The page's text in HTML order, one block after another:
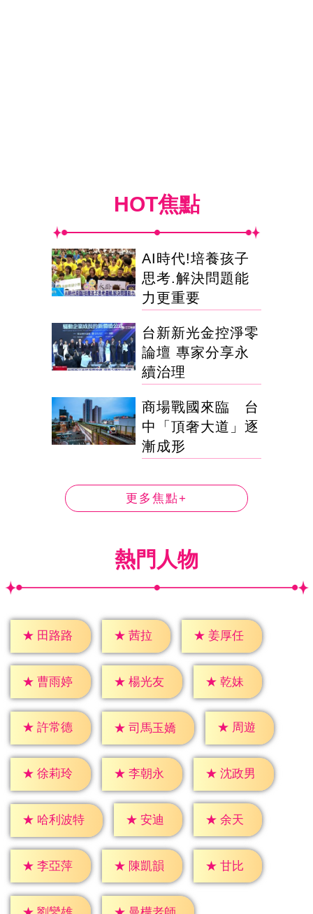
HOT焦點
AI時代!培養孩子
思考.解決問題能
力更重要
台新新光金控淨零
論壇 專家分享永
續治理
商場戰國來臨 台
中「頂奢大道」逐
漸成形
更多焦點+
熱門人物
★ 田路路 ★ 茜拉 ★ 姜厚任
★ 曹雨婷 ★ 楊光友 ★ 乾妹
★ 許常德 ★ 司馬玉嬌 ★ 周遊
★ 徐莉玲 ★ 李朝永 ★ 沈政男
★ 哈利波特 ★ 安迪 ★ 余天
★ 李亞萍 ★ 陳凱韻 ★ 甘比